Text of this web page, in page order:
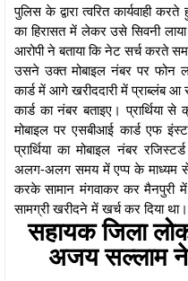
पुलिस के द्वारा त्‍वरित कार्यवाही
का हिरासत में लेकर उसे सिवनी
आरोपी ने बताया कि नेट सर्च करते
उसने उक्‍त मोबाइल नंबर पर फोन
कार्ड में आगे खरीददारी में प्राब्‍लंब
कार्ड का नंबर बताइए। प्रार्थिया
मोबाइल पर एसबीआई कार्ड एफ
प्रार्थिया का मोबाइल नंबर
अलग-अलग समय में एप्‍प के
करके सामान मंगवाकर कर मैनपुरी
सामग्री खरीदने में खर्च कर दिया था।
सहायक जिला
अजय सल्‍लाम ने